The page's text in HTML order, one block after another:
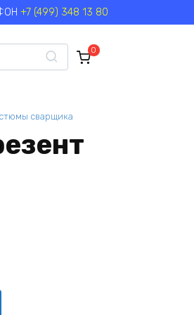
+7 (499) 348 13 80
0
сварщика